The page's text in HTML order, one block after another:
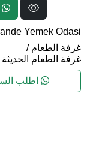
Yemek Odasi
غرفة الطعام /
غرفة الطعام الحديثة
اطلب